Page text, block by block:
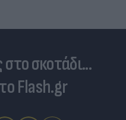
στο σκοτάδι...
Flash.gr